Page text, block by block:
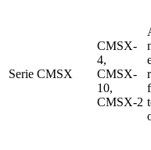
Serie CMSX
CMSX-
4,
CMSX-
10,
CMSX-2